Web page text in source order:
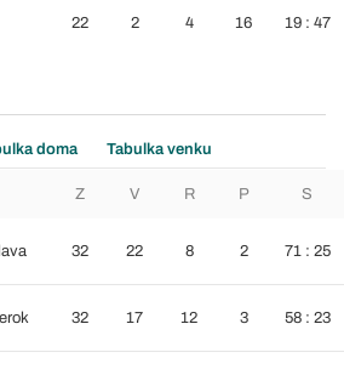
22 2 4 16 19 : 47
doma Tabulka venku
Z V R P S
32 22 8 2 71 : 25
32 17 12 3 58 : 23